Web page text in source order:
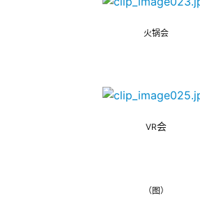
火锅会
VR会
（图）